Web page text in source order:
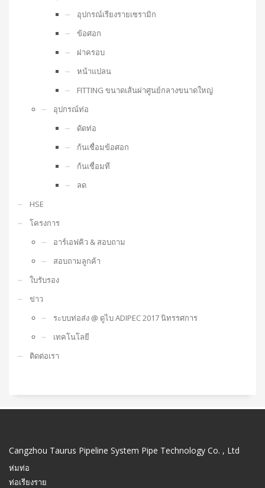
อุปกรณ์เรียงรายเซรามิก
ข้อศอก
ฝาครอบ
หน้าแปลน
FITTING ขนาดเส้นผ่าศูนย์กลางขนาดใหญ่
อุปกรณ์ท่อ
ดัดท่อ
ก้นเชื่อมข้อศอก
ก้นเชื่อมที
ลด
HSE
โครงการ
อาร์เอฟคิว & สอบถาม
สอบถามลูกค้า
ใบรับรอง
ข่าว
ระบบท่อส่ง @ ดูไบ ADIPEC 2017 นิทรรศการ
เทคโนโลยี
ติดต่อเรา
Cangzhou Taurus Pipeline System Pipe Technology Co. , Ltd
ห่มท่อ
ท่อเรียงราย